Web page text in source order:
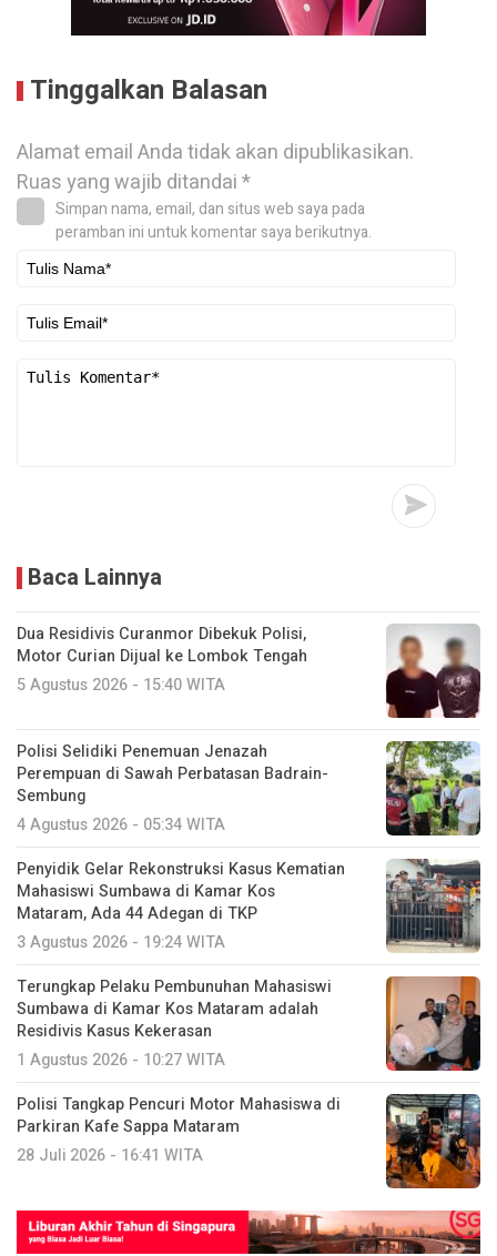
Tinggalkan Balasan
Alamat email Anda tidak akan dipublikasikan.
Ruas yang wajib ditandai*
Simpan nama, email, dan situs web saya pada
peramban ini untuk komentar saya berikutnya.
Baca Lainnya
Dua Residivis Curanmor Dibekuk Polisi,
Motor Curian Dijual ke Lombok Tengah
5 Agustus 2026 - 15:40 WITA
Polisi Selidiki Penemuan Jenazah
Perempuan di Sawah Perbatasan Badrain-
Sembung
4 Agustus 2026 - 05:34 WITA
Penyidik Gelar Rekonstruksi Kasus Kematian
Mahasiswi Sumbawa di Kamar Kos
Mataram, Ada 44 Adegan di TKP
3 Agustus 2026 - 19:24 WITA
Terungkap Pelaku Pembunuhan Mahasiswi
Sumbawa di Kamar Kos Mataram adalah
Residivis Kasus Kekerasan
1 Agustus 2026 - 10:27 WITA
Polisi Tangkap Pencuri Motor Mahasiswa di
Parkiran Kafe Sappa Mataram
28 Juli 2026 - 16:41 WITA